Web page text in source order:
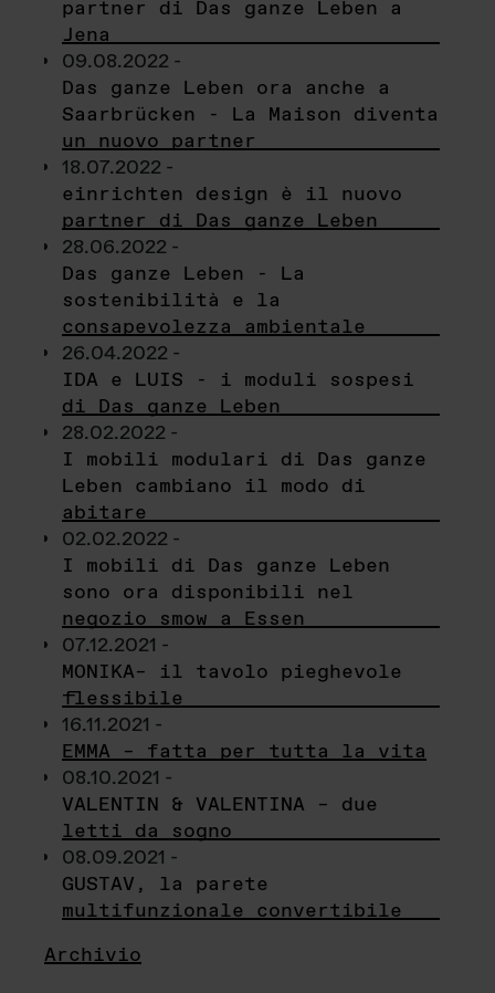
partner di Das ganze Leben a
Jena
09.08.2022 -
Das ganze Leben ora anche a
Saarbrücken - La Maison diventa
un nuovo partner
18.07.2022 -
einrichten design è il nuovo
partner di Das ganze Leben
28.06.2022 -
Das ganze Leben - La
sostenibilità e la
consapevolezza ambientale
26.04.2022 -
IDA e LUIS - i moduli sospesi
di Das ganze Leben
28.02.2022 -
I mobili modulari di Das ganze
Leben cambiano il modo di
abitare
02.02.2022 -
I mobili di Das ganze Leben
sono ora disponibili nel
negozio smow a Essen
07.12.2021 -
MONIKA– il tavolo pieghevole
flessibile
16.11.2021 -
EMMA – fatta per tutta la vita
08.10.2021 -
VALENTIN & VALENTINA – due
letti da sogno
08.09.2021 -
GUSTAV, la parete
multifunzionale convertibile
Archivio